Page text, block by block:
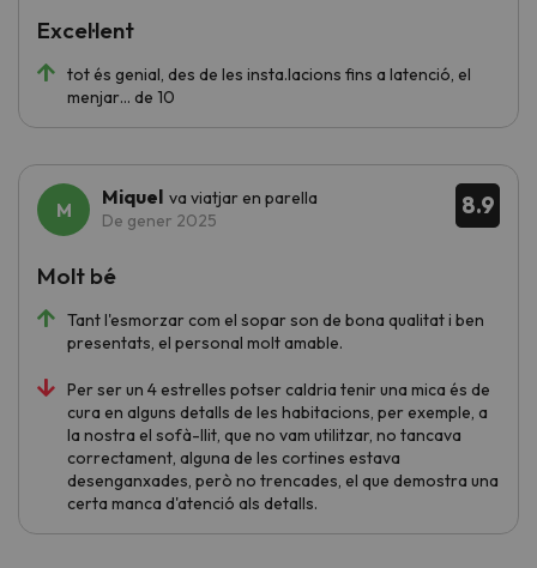
tot és genial, des de les insta.lacions fins a latenció, el
menjar… de 10
Excel·lent
8.9
Miquel va viatjar en parella
De gener 2025
Tant l'esmorzar com el sopar son de bona qualitat i ben
presentats, el personal molt amable.
Per ser un 4 estrelles potser caldria tenir una mica és de
cura en alguns detalls de les habitacions, per exemple, a
la nostra el sofà-llit, que no vam utilitzar, no tancava
correctament, alguna de les cortines estava
desenganxades, però no trencades, el que demostra una
certa manca d'atenció als detalls.
Molt bé